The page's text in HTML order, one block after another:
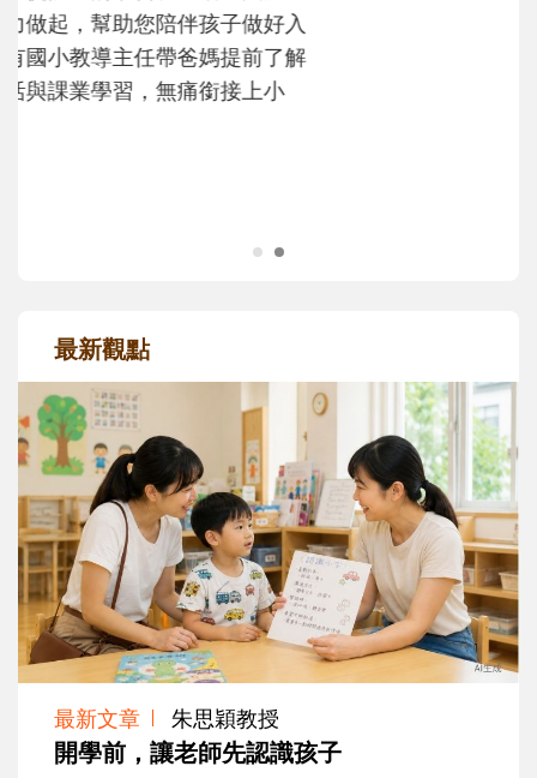
次「前所未有」的體驗中，跟著孩子一起長
大。從給予安全感的肢體遊戲，到獨立自
主、角色認同及解決問題的能力養成。爸爸
最新觀點
最新文章 朱思穎教授
開學前，讓老師先認識孩子